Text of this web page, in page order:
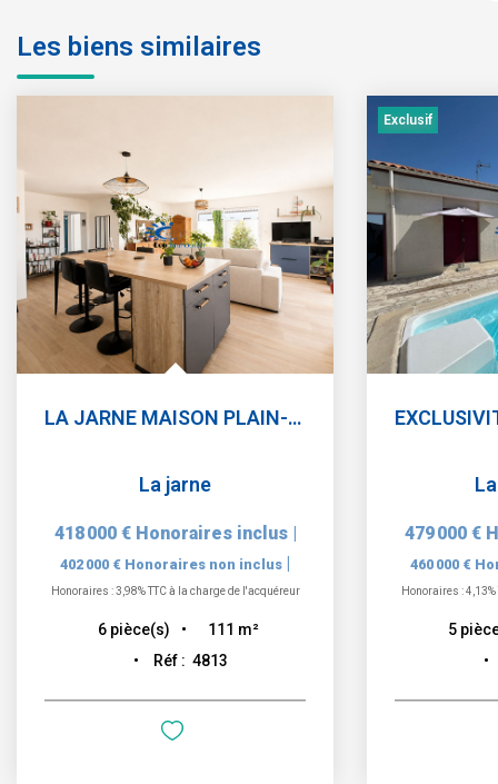
Les biens similaires
LA JARNE MAISON PLAIN-PIED 111 M² 4 CHAMBRES 1 BUREAU...
La jarne
418 000 € Honoraires inclus |
402 000 € Honoraires non inclus |
Honoraires : 3,98% TTC à la charge de l'acquéreur
6 pièce(s) 111 m²
Réf : 4813
Exclusif
479 000 €
460 000 €
Honoraires :
5